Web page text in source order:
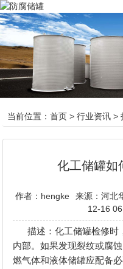
当前位置：首页 >行业资讯 >
化工储罐如
作者：hengke 来源：河北
12-16
描述：化工储罐检修时
内部。如果发现裂纹或腐
燃气体和液体储罐应配备